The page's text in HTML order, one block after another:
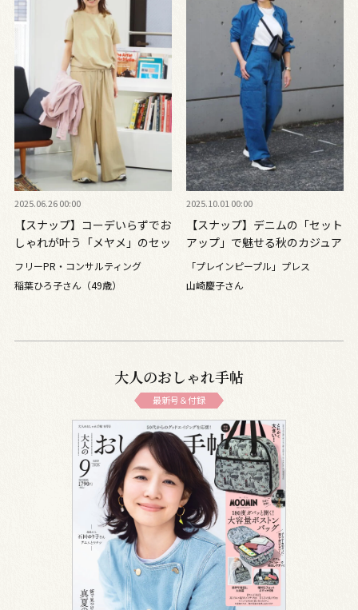
2025.06.26 00:00
【スナップ】コーデいらずでお
しゃれが叶う「メヤメ」のセッ
トアップは大人女子のマストア
フリーPR・コンサルティング
稲葉ひろ子さん（49歳）
2025.10.01 00:00
【スナップ】デニムの「セット
アップ」で魅せる秋のカジュア
ルコーデ！ レザー小物で大人
「プレインピープル」プレス
山崎慶子さん
大人のおしゃれ手帖
最新号＆付録